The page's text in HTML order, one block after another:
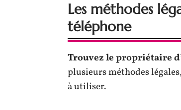
Les méthodes
téléphone
Trouvez le propriétaire
plusieurs méthodes
à utiliser.